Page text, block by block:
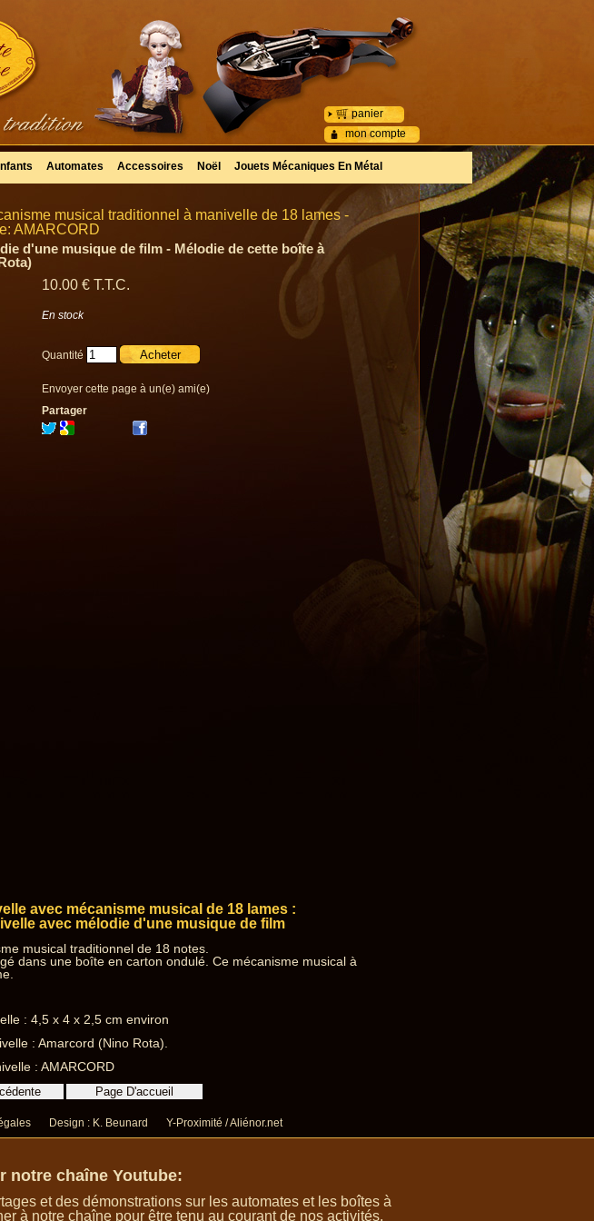
mon compte
panier
Automates Accessoires Noël Jouets Mécaniques En Métal
musical traditionnel à manivelle de 18 lames -
AMARCORD
d'une musique de film - Mélodie de cette boîte à
10.00 € T.T.C.
En stock
Quantité
Envoyer cette page à un(e) ami(e)
Partager
avec mécanisme musical de 18 lames :
avec mélodie d'une musique de film
musical traditionnel de 18 notes.
dans une boîte en carton ondulé. Ce mécanisme musical à
: 4,5 x 4 x 2,5 cm environ
: Amarcord (Nino Rota).
: AMARCORD
Design : K. Beunard Y-Proximité / Aliénor.net
notre chaîne Youtube:
et des démonstrations sur les automates et les boîtes à
à notre chaîne pour être tenu au courant de nos activités.